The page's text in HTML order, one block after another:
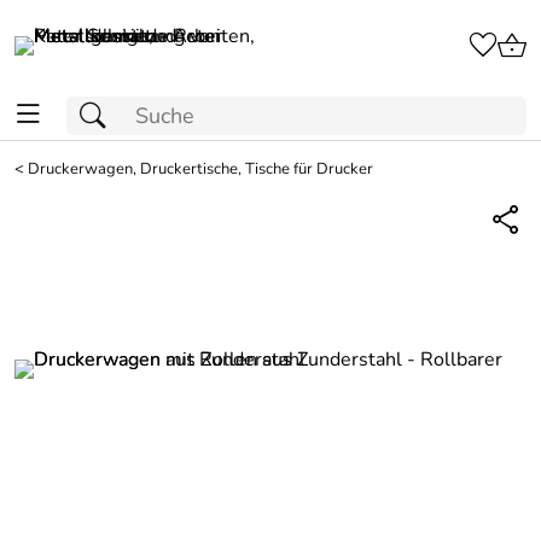
< Druckerwagen, Druckertische, Tische für Drucker